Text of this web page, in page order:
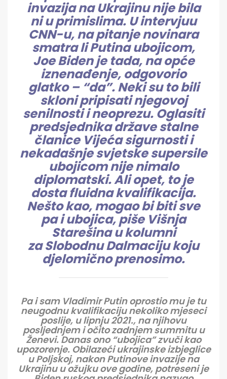
invazija na Ukrajinu nije bila
ni u primislima. U intervjuu
CNN-u, na pitanje novinara
smatra li Putina ubojicom,
Joe Biden je tada, na opće
iznenađenje, odgovorio
glatko – “da”. Neki su to bili
skloni pripisati njegovoj
senilnosti i neoprezu. Oglasiti
predsjednika države stalne
članice Vijeća sigurnosti i
nekadašnje svjetske supersile
ubojicom nije nimalo
diplomatski. Ali opet, to je
dosta fluidna kvalifikacija.
Nešto kao, mogao bi biti sve
pa i ubojica, piše Višnja
Starešina u kolumni
za Slobodnu Dalmaciju koju
djelomično prenosimo.
Pa i sam Vladimir Putin oprostio mu je tu
neugodnu kvalifikaciju nekoliko mjeseci
poslije, u lipnju 2021., na njihovu
posljednjem i očito zadnjem summitu u
Ženevi. Danas ono “ubojica” zvuči kao
upozorenje. Obilazeći ukrajinske izbjeglice
u Poljskoj, nakon Putinove invazije na
Ukrajinu u ožujku ove godine, potreseni je